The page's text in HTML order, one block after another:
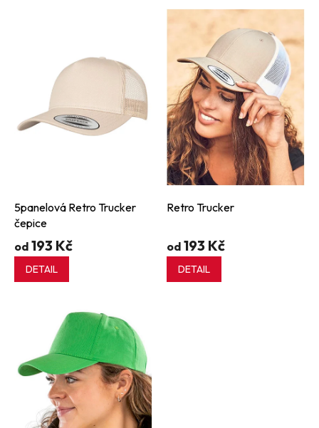
5panelová Retro Trucker
čepice
od 193 Kč
DETAIL
Retro Trucker
od 193 Kč
DETAIL